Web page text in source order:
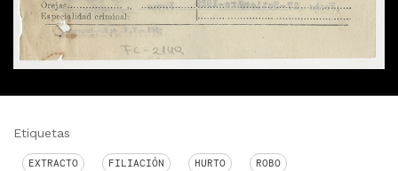
Etiquetas
EXTRACTO FILIACIÓN HURTO ROBO